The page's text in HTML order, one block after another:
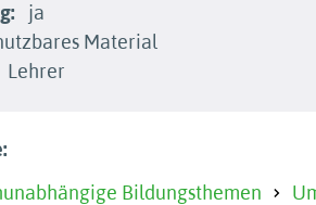
ja
Material
Lehrer
Bildungsthemen